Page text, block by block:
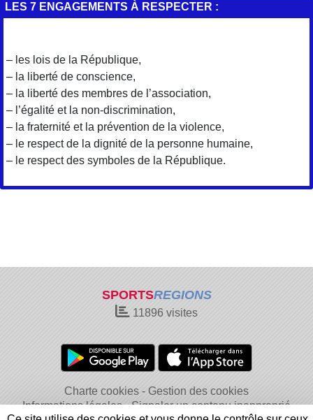
LES 7 ENGAGEMENTS À RESPECTER :
– les lois de la République,
– la liberté de conscience,
– la liberté des membres de l’association,
– l’égalité et la non-discrimination,
– la fraternité et la prévention de la violence,
– le respect de la dignité de la personne humaine,
– le respect des symboles de la République.
SPORTSREGIONS
11896 visites
Charte cookies
Gestion des cookies
Informations légales
Signaler un contenu inapproprié